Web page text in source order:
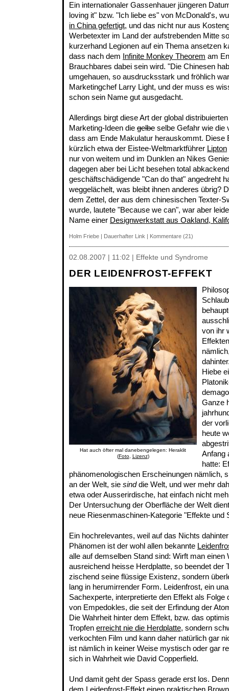
Ein internationaler Gassenhauer jüngeren
loving it" bzw. "Ich liebe es" von McDonald's,
in China gefertigt, und das nicht nur aus
Werbetexter im Land der aufstrebenden Mitte
kurzerhand Legionen auf ein Thema ansetzen
dass nach dem Infinite Monkey Theorem am
Brauchbares dabei sein wird. "Die Chinesen
umgehauen, so ausdrucksstark und fröhlich
Marketingchef Larry Light, und der muss es
schon sein Name gut ausgedacht.
Allerdings birgt diese Art der global
Marketing-Ideen die gelbe selbe Gefahr wie die
dass am Ende Makulatur herauskommt. Diese
kürzlich etwa der Eistee-Weltmarktführer Lipton
nur von weitem und im Dunklen an Nikes
dagegen aber bei Licht besehen total
geschäftschädigende "Can do that" angedreht
weggelächelt, was bleibt ihnen anderes übrig?
dem Zettel, der aus dem chinesischen Texter-
wurde, lautete "Because we can", war aber
Name einer Designwerkstatt aus Oakland,
Holm Friebe | Dauerhafter Link | Kommentare (21)
02.08.2007 | 11:02 | Effekte und Syndrome
DER LEIDENFROST-EFFEKT
Hat auch öfter mal danebengelegen: Heraklit
(Foto, Lizenz)
von ihr
Hiebe
Ganze
der
heute
Anfang
hatte:
phänomenologischen Erscheinungen nämlich,
an der Welt, sie sinddie Welt, und wer mehr
etwa oder Ausserirdische, hat einfach nicht
Der Untersuchung der Oberfläche der Welt
neue Riesenmaschinen-Kategorie "Effekte und
Ein hochrelevantes, weil auf das Nichts
Phänomen ist der wohl allen bekannte
alle auf demselben Stand sind: Wirft man einen
ausreichend heisse Herdplatte, so beendet der
zischend seine flüssige Existenz, sondern
lang in herumirrender Form. Leidenfrost, ein
Sachexperte, interpretierte den Effekt als Folge
von Empedokles, die seit der Erfindung der
Die Wahrheit hinter dem Effekt, bzw. das
Tropfen erreicht nie die Herdplatte, sondern
verkochten Film und kann daher natürlich gar
ist nämlich in keiner Weise mystisch oder gar
sich in Wahrheit wie David Copperfield.
Und damit geht der Spass gerade erst los.
dem Leidenfrost-Effekt einen praktischen